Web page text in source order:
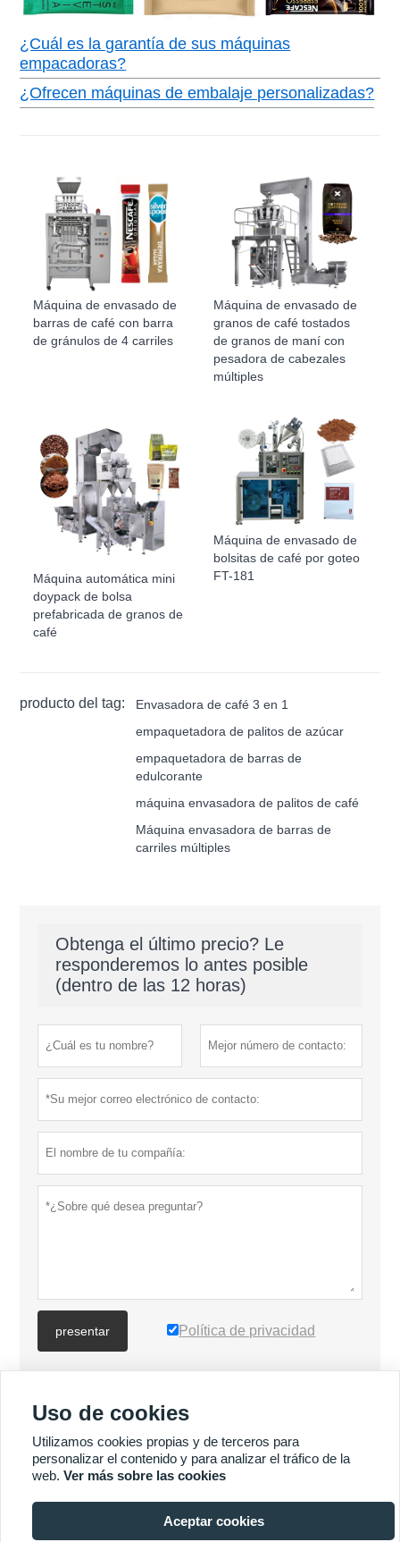
¿Cuál es la garantía de sus máquinas
empacadoras?
¿Ofrecen máquinas de embalaje personalizadas?
Máquina de envasado de
barras de café con barra
de gránulos de 4 carriles
Máquina de envasado de
granos de café tostados
de granos de maní con
pesadora de cabezales
múltiples
Máquina automática mini
doypack de bolsa
prefabricada de granos de
café
Máquina de envasado de
bolsitas de café por goteo
FT-181
producto del tag:
Envasadora de café 3 en 1
empaquetadora de palitos de azúcar
empaquetadora de barras de
edulcorante
máquina envasadora de palitos de café
Máquina envasadora de barras de
carriles múltiples
Obtenga el último precio? Le
responderemos lo antes posible
(dentro de las 12 horas)
presentar Política de privacidad
MÁS SERVICIOS
  
Uso de cookies
Utilizamos cookies propias y de terceros para
personalizar el contenido y para analizar el tráfico de la
web. Ver más sobre las cookies
Aceptar cookies